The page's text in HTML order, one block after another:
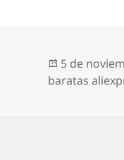
Publicado
el
5 de
baratas